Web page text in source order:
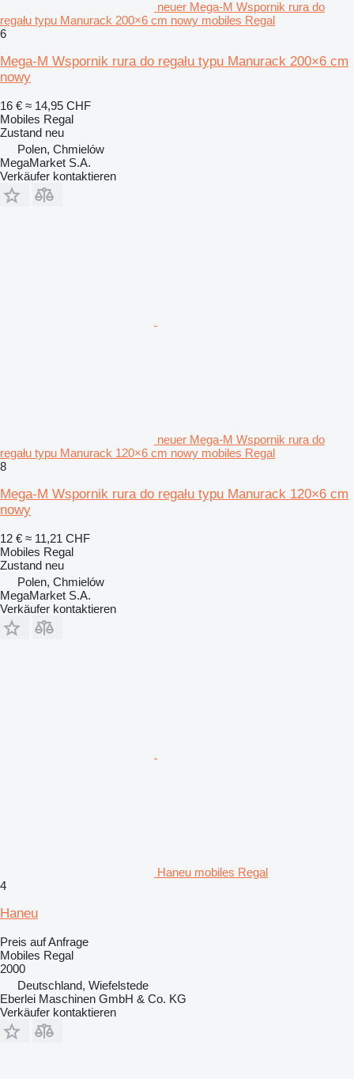
neuer Mega-M Wspornik rura do
regału typu Manurack 200×6 cm nowy mobiles Regal
6
Mega-M Wspornik rura do regału typu Manurack 200×6 cm
nowy
16 € ≈ 14,95 CHF
Mobiles Regal
Zustand neu
Polen, Chmielów
MegaMarket S.A.
Verkäufer kontaktieren
neuer Mega-M Wspornik rura do
regału typu Manurack 120×6 cm nowy mobiles Regal
8
Mega-M Wspornik rura do regału typu Manurack 120×6 cm
nowy
12 € ≈ 11,21 CHF
Mobiles Regal
Zustand neu
Polen, Chmielów
MegaMarket S.A.
Verkäufer kontaktieren
Haneu mobiles Regal
4
Haneu
Preis auf Anfrage
Mobiles Regal
2000
Deutschland, Wiefelstede
Eberlei Maschinen GmbH & Co. KG
Verkäufer kontaktieren